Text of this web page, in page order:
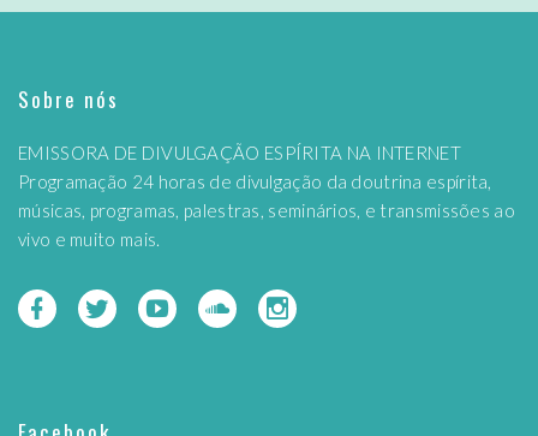
Sobre nós
EMISSORA DE DIVULGAÇÃO ESPÍRITA NA INTERNET
Programação 24 horas de divulgação da doutrina espírita,
músicas, programas, palestras, seminários, e transmissões ao
vivo e muito mais.